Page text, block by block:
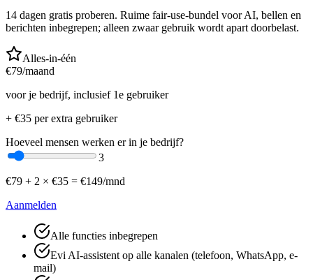
14 dagen gratis proberen. Ruime fair-use-bundel voor AI, bellen en
berichten inbegrepen; alleen zwaar gebruik wordt apart doorbelast.
Alles-in-één
€79/maand
voor je bedrijf, inclusief 1e gebruiker
+ €35 per extra gebruiker
Hoeveel mensen werken er in je bedrijf?
3
€79 + 2 × €35 = €149/mnd
Aanmelden
Alle functies inbegrepen
Evi AI-assistent op alle kanalen (telefoon, WhatsApp, e-
mail)